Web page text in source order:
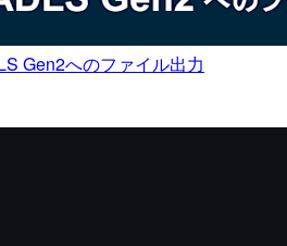
Gen2へのファイル出力